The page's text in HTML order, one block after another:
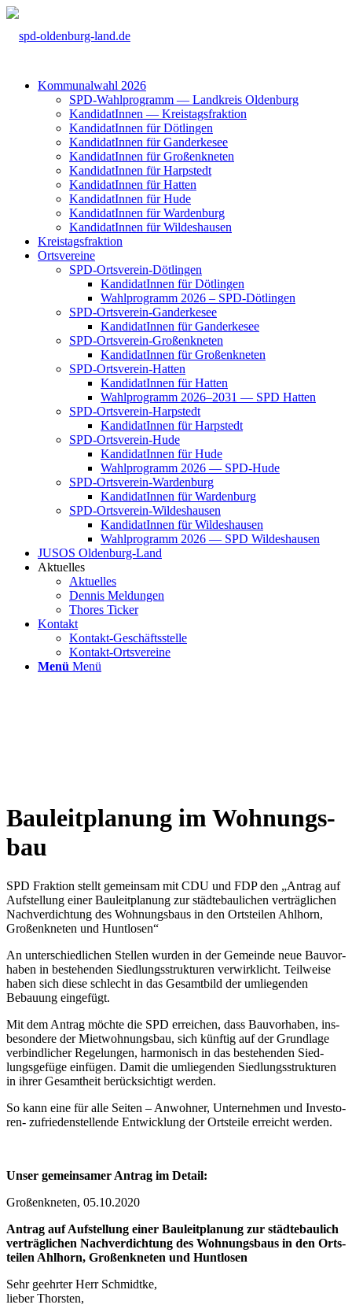
Kom­mu­nal­wahl 2026
SPD-Wahl­pro­gramm — Land­kreis Olden­burg
Kan­di­da­tIn­nen — Kreis­tags­frak­ti­on
Kan­di­da­tIn­nen für Döt­lin­gen
Kan­di­da­tIn­nen für Gan­der­ke­see
Kan­di­da­tIn­nen für Groß­enkne­ten
Kan­di­da­tIn­nen für Harp­s­tedt
Kan­di­da­tIn­nen für Hat­ten
Kan­di­da­tIn­nen für Hude
Kan­di­da­tIn­nen für War­den­burg
Kan­di­da­tIn­nen für Wil­des­hau­sen
Kreis­tags­frak­ti­on
Orts­ver­ei­ne
SPD-Orts­­ver­­ein-Döt­­lin­­gen
Kan­di­da­tIn­nen für Döt­lin­gen
Wahl­pro­gramm 2026 – SPD-Döt­lin­gen
SPD-Orts­­ver­­ein-Gan­­der­ke­­see
Kan­di­da­tIn­nen für Gan­der­ke­see
SPD-Orts­­ver­­ein-Gro­ß­en­k­ne­­ten
Kan­di­da­tIn­nen für Groß­enkne­ten
SPD-Orts­­ver­­ein-Hat­­ten
Kan­di­da­tIn­nen für Hat­ten
Wahl­pro­gramm 2026–2031 — SPD Hat­ten
SPD-Orts­­ver­­ein-Har­p­s­tedt
Kan­di­da­tIn­nen für Harp­s­tedt
SPD-Orts­­ver­­ein-Hude
Kan­di­da­tIn­nen für Hude
Wahl­pro­gramm 2026 — SPD-Hude
SPD-Orts­­ver­­ein-War­­den­­burg
Kan­di­da­tIn­nen für War­den­burg
SPD-Orts­­ver­­ein-Wil­­des­hau­­sen
Kan­di­da­tIn­nen für Wil­des­hau­sen
Wahl­pro­gramm 2026 — SPD Wil­des­hau­sen
JUSOS Olden­­burg-Land
Aktu­el­les
Aktu­el­les
Den­nis Mel­dun­gen
Tho­res Ticker
Kon­takt
Kon­­­takt-Geschäfts­­s­tel­­le
Kon­­­takt-Orts­­ver­­ei­­ne
Menü Menü
Bau­leit­pla­nung im Woh­nungs­
bau
SPD Frak­ti­on stellt gemein­sam mit CDU und FDP den „Antrag auf
Auf­stel­lung einer Bau­leit­pla­nung zur städ­te­bau­li­chen ver­träg­li­chen
Nach­ver­dich­tung des Woh­nungs­baus in den Orts­tei­len Ahl­horn,
Groß­enkne­ten und Hunt­lo­sen“
An unter­schied­li­chen Stel­len wur­den in der Gemein­de neue Bau­vor­
ha­ben in bestehen­den Sied­lungs­struk­tu­ren ver­wirk­licht. Teil­wei­se
haben sich die­se schlecht in das Gesamt­bild der umlie­gen­den
Bebau­ung ein­ge­fügt.
Mit dem Antrag möch­te die SPD errei­chen, dass Bau­vor­ha­ben, ins­
be­son­de­re der Miet­woh­nungs­bau, sich künf­tig auf der Grund­la­ge
ver­bind­li­cher Rege­lun­gen, har­mo­nisch in das bestehen­den Sied­
lungs­ge­fü­ge ein­fü­gen. Damit die umlie­gen­den Sied­lungs­struk­tu­ren
in ihrer Gesamt­heit berück­sich­tigt wer­den.
So kann eine für alle Sei­ten – Anwoh­ner, Unter­neh­men und Inves­to­
ren- zufrie­den­stel­len­de Ent­wick­lung der Orts­tei­le erreicht wer­den.
Unser gemein­sa­mer Antrag im Detail:
Groß­enkne­ten, 05.10.2020
Antrag auf Auf­stel­lung einer Bau­leit­pla­nung zur städ­te­bau­lich
ver­träg­li­chen Nach­ver­dich­tung des Woh­nungs­baus in den Orts­
tei­len Ahl­horn, Groß­enkne­ten und Hunt­lo­sen
Sehr geehr­ter Herr Schmidt­ke,
lie­ber Thors­ten,